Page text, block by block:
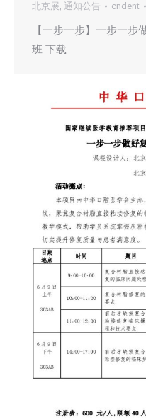
北京展, 通知公告 cndent
【一步一步】一步一步
班 下载